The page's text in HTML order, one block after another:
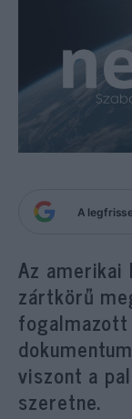
A
Az
zártkörű
viszont a
szeretne.